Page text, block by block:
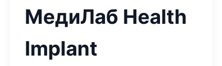
МедиЛаб Health
Implant